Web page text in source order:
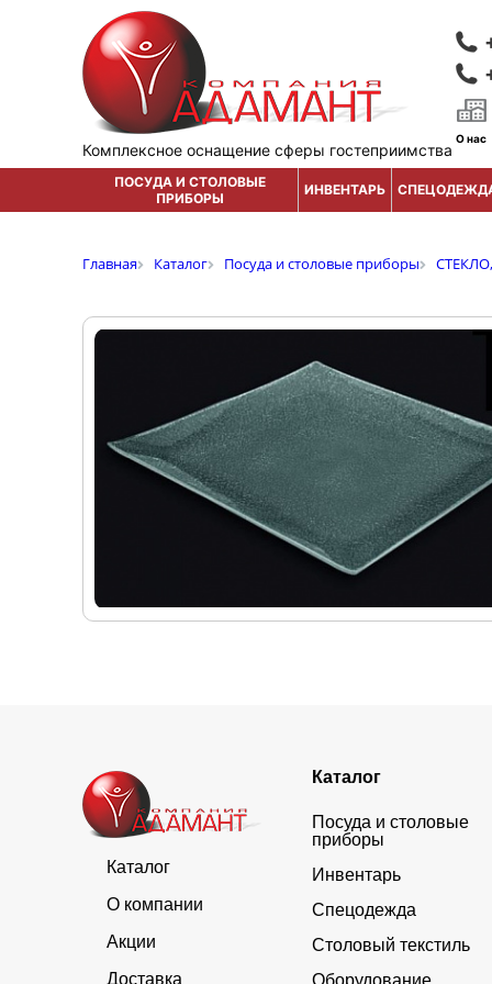
Комплексное оснащение сферы гостеприимства
О нас
ПОСУДА И СТОЛОВЫЕ
ПРИБОРЫ
ИНВЕНТАРЬ
Главная Каталог Посуда и столовые приборы
Каталог
О компании
Акции
Доставка
Каталог
Посуда и столовые
приборы
Инвентарь
Спецодежда
Столовый текстиль
Оборудование